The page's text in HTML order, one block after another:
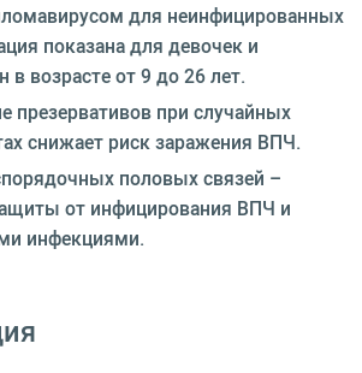
для неинфицированных
показана для девочек и
возрасте от 9 до 26 лет.
презервативов при случайных
снижает риск заражения ВПЧ.
половых связей –
от инфицирования ВПЧ и
инфекциями.